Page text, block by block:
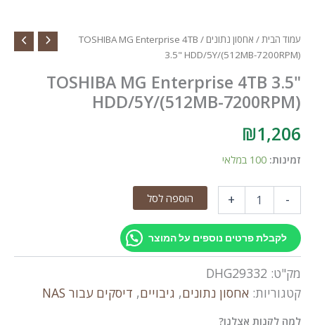
עמוד הבית/ אחסון נתונים
/ TOSHIBA MG Enterprise 4TB
3.5" HDD/5Y/(512MB-7200RPM)
TOSHIBA MG Enterprise 4TB 3.5"
HDD/5Y/(512MB-7200RPM)
₪1,206
זמינות: 100 במלאי
-
MG
Enterprise
3.5"
HDD/5Y/(512MB-
7200RPM)
+ הוספה לסל
לקבלת פרטים נוספים על המוצר
מק"ט: DHG29332
קטגוריות: אחסון נתונים, גיבויים, דיסקים עבור NAS
למה לקנות אצלנו?